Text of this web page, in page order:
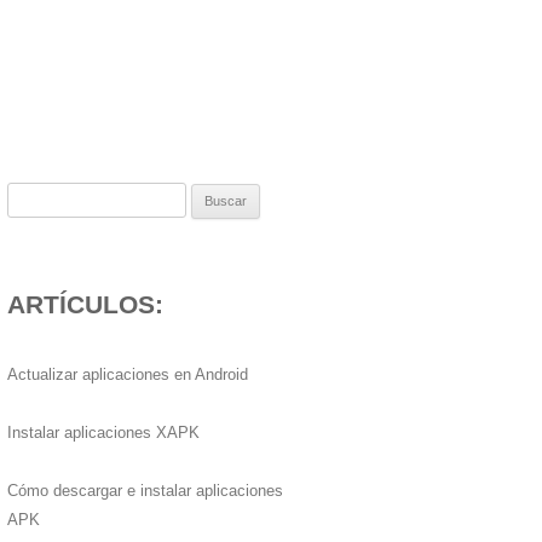
ARTÍCULOS:
Actualizar aplicaciones en Android
Instalar aplicaciones XAPK
Cómo descargar e instalar aplicaciones
APK